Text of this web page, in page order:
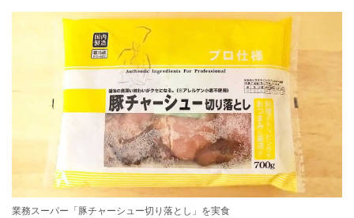
業務スーパー「豚チャーシュー切り落とし」を実食